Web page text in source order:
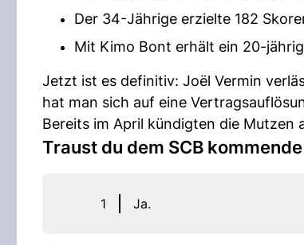
Der 34-Jährige erzielte 182
Mit Kimo Bont erhält ein 20-
Jetzt ist es definitiv: Joël Vermin
hat man sich auf eine
Bereits im April kündigten die Mutzen
Traust du dem SCB
1 Ja.